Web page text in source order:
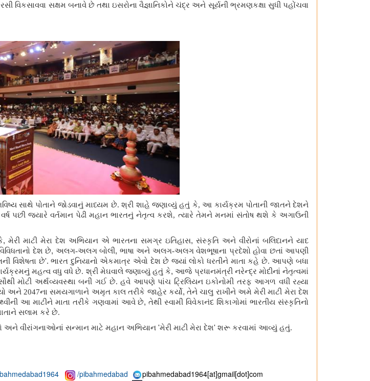
વિકસાવવા સક્ષમ બનાવે છે તથા ઇસરોના વૈજ્ઞાનિકોને ચંદ્ર અને સૂર્યની ભ્રમણકક્ષા સુધી પહોંચવા
સાથે પોતાને જોડવાનું માધ્યમ છે. શ્રી શાહે જણાવ્યું હતું કે, આ કાર્યક્રમ પોતાની જાતને દેશને
પછી જ્યારે વર્તમાન પેઢી મહાન ભારતનું નેતૃત્વ કરશે, ત્યારે તેમને મનમાં સંતોષ થશે કે અગાઉની
, મેરી માટી મેરા દેશ અભિયાન એ ભારતના સમગ્ર ઇતિહાસ, સંસ્કૃતિ અને વીરોનાં બલિદાનને યાદ
દેશ છે, અલગ-અલગ બોલી, ભાષા અને અલગ-અલગ વેશભૂષાના પ્રદેશો હોવા છતાં આપણી
વિશેષતા છે'.ભારત દુનિયાનો એકમાત્ર એવો દેશ છે જ્યાં લોકો ધરતીને માતા કહે છે. આપણે બધા
મહત્વ વધુ વધે છે. શ્રી મેઘવાલે જણાવ્યું હતું કે,આજે પ્રધાનમંત્રી નરેન્દ્ર મોદીનાં નેતૃત્વમાં
સૌથી મોટી અર્થવ્યવસ્થા બની ગઈ છે. હવે આપણે પાંચ ટ્રિલિયન ઇકોનોમી તરફ આગળ વધી રહ્યા
2047ના સમયગાળાને અમૃત કાલ તરીકે જાહેર કર્યો,તેને ચાલુ રાખીને અમે મેરી માટી મેરા દેશ
આ માટીને માતા તરીકે ગણવામાં આવે છે,તેથી સ્વામી વિવેકાનંદ શિકાગોમાં ભારતીય સંસ્કૃતિનો
સલામ કરે છે.
અને વીરાંગનાઓનાં સન્માન માટે મહાન અભિયાન 'મેરી માટી મેરા દેશ' શરૂ કરવામાં આવ્યું હતું.
/pibahmedabad pibahmedabad1964[at]gmail[dot]com